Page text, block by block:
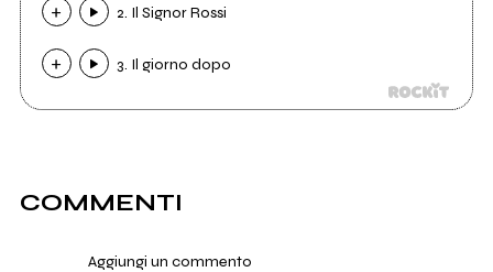
2. Il Signor Rossi
3. Il giorno dopo
COMMENTI
Aggiungi un commento